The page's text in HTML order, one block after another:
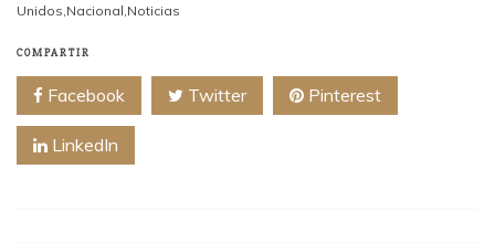
Unidos Nacional Noticias
COMPARTIR
Facebook Twitter Pinterest
LinkedIn